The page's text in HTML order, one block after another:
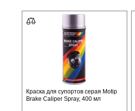
Краска для супортов серая Motip
Brake Caliper Spray, 400 мл